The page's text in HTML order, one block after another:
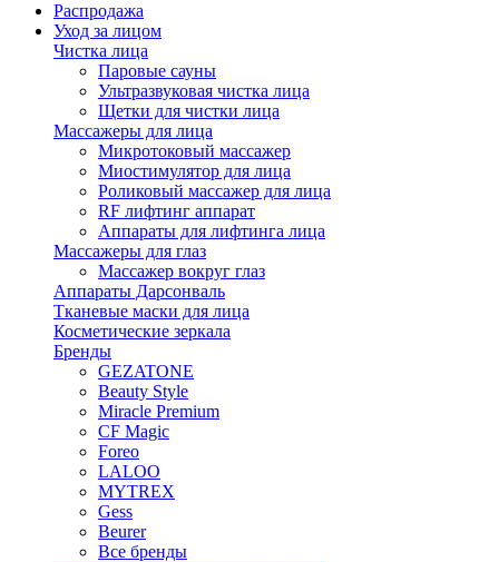
Распродажа
Уход за лицом
Чистка лица
Паровые сауны
Ультразвуковая чистка лица
Щетки для чистки лица
Массажеры для лица
Микротоковый массажер
Миостимулятор для лица
Роликовый массажер для лица
RF лифтинг аппарат
Аппараты для лифтинга лица
Массажеры для глаз
Массажер вокруг глаз
Аппараты Дарсонваль
Тканевые маски для лица
Косметические зеркала
Бренды
GEZATONE
Beauty Style
Miracle Premium
CF Magic
Foreo
LALOO
MYTREX
Gess
Beurer
Все бренды